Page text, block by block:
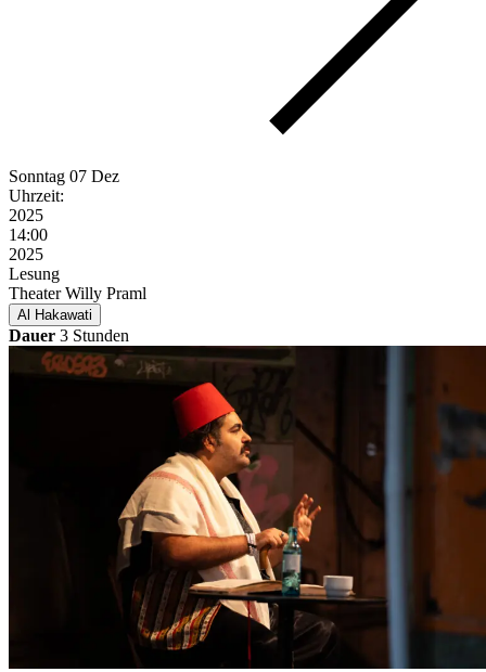
Sonntag 07 Dez
Uhrzeit:
2025
14:00
2025
Lesung
Theater Willy Praml
Al Hakawati
Dauer 3 Stunden